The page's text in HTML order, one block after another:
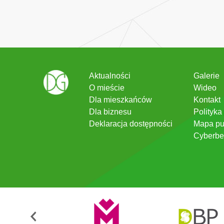
Aktualności
O mieście
Dla mieszkańców
Dla biznesu
Deklaracja dostępności
Galerie
Wideo
Kontakt
Mapa